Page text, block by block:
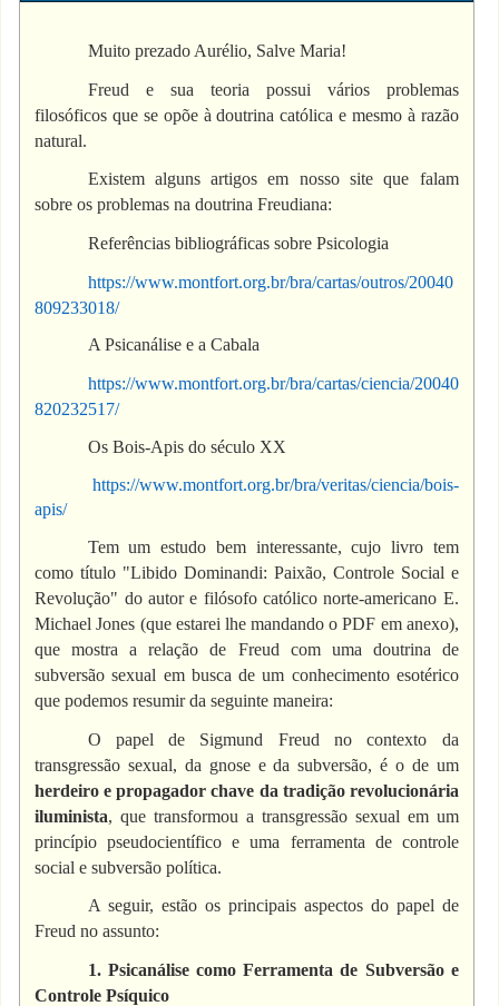
Muito prezado Aurélio, Salve Maria!
Freud e sua teoria possui vários problemas
filosóficos que se opõe à doutrina católica e mesmo à razão
natural.
Existem alguns artigos em nosso site que falam
sobre os problemas na doutrina Freudiana:
Referências bibliográficas sobre Psicologia
https://www.montfort.org.br/bra/cartas/outros/20040
809233018/
A Psicanálise e a Cabala
https://www.montfort.org.br/bra/cartas/ciencia/20040
820232517/
Os Bois-Apis do século XX
https://www.montfort.org.br/bra/veritas/ciencia/bois-
apis/
Tem um estudo bem interessante, cujo livro tem
como título "Libido Dominandi: Paixão, Controle Social e
Revolução" do autor e filósofo católico norte-americano E.
Michael Jones (que estarei lhe mandando o PDF em anexo),
que mostra a relação de Freud com uma doutrina de
subversão sexual em busca de um conhecimento esotérico
que podemos resumir da seguinte maneira:
O papel de Sigmund Freud no contexto da
transgressão sexual, da gnose e da subversão, é o de um
herdeiro e propagador chave da tradição revolucionária
iluminista, que transformou a transgressão sexual em um
princípio pseudocientífico e uma ferramenta de controle
social e subversão política.
A seguir, estão os principais aspectos do papel de
Freud no assunto:
1. Psicanálise como Ferramenta de Subversão e
Controle Psíquico